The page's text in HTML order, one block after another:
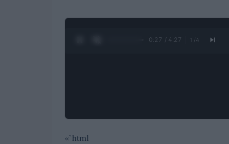
0:28 / 4:27 1 /4
«`html